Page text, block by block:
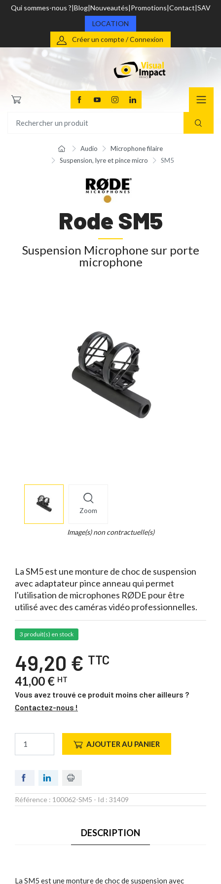
Qui sommes-nous ? Blog Nouveautés Promotions Contact SAV
LOCATION
Créer un compte / Connexion
Audio
Microphone filaire
Suspension, lyre et pince micro
SM5
Rode SM5
Suspension Microphone sur porte
microphone
Zoom
info
Image(s) non contractuelle(s)
La SM5 est une monture de choc de suspension
avec adaptateur pince anneau qui permet
l'utilisation de microphones RØDE pour être
utilisé avec des caméras vidéo professionnelles.
3 produit(s) en stock
49,20 € TTC
41,00 € HT
Vous avez trouvé ce produit moins cher ailleurs ?
Contactez-nous !
AJOUTER AU PANIER
Référence : 100062-SM5 - Id : 31409
DESCRIPTION
La SM5 est une monture de choc de suspension avec